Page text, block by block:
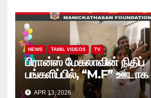
NEWS TAMIL VIDEOS TV
பிரான்ஸ் மேகலாவின் நிதிப்
பங்களிப்பில், “M.F” ஊடாக
“கற்றலுக்கான அப்பியாசக்
APR 13, 2026